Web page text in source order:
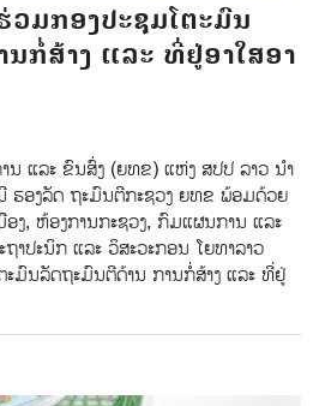
ມກອງປະຊຸມໂຕະມົນ
ກໍ່ສ້າງ ແລະ ທີ່ຢູ່ອາໃສອາ
ນ ແລະ ຂົນສົ່ງ (ຍທຂ) ແຫ່ງ ສປປ ລາວ ນໍາ
ຮອງລັດ ຖະມົນຕີກະຊວງ ຍທຂ ພ້ອມດ້ວຍ
ອງ, ຫ້ອງການກະຊວງ, ກົມແຜນການ ແລະ
າປະນິກ ແລະ ວິສະວະກອນ ໂຍທາລາວ
ະມົນລັດຖະມົນຕີດ້ານ ການກໍ່ສ້າງ ແລະ ທີ່ຢູ່